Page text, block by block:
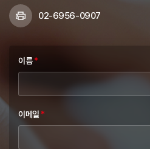
02-6956-0907
이름*
이메일 *